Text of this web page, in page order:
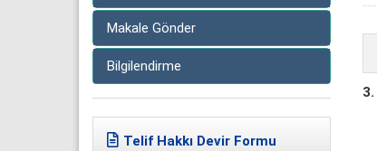
Makale Gönder
Bilgilendirme
Telif Hakkı Devir Formu
3.